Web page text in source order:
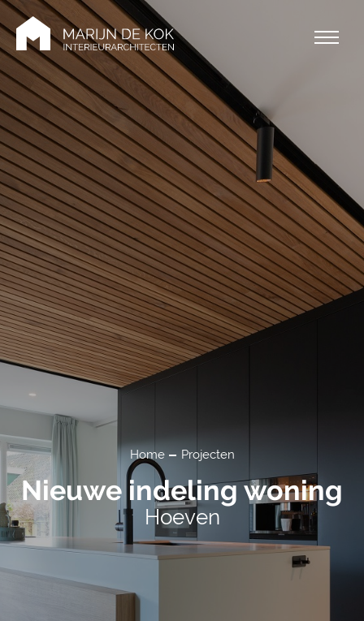
Home Projecten
Nieuwe indeling woning
Hoeven